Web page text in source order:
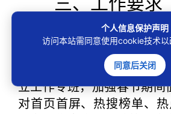
（一）及时传达部署。
细化实施方案，第一时间组
促网站平台深入开展整治，
（二）压实平台责任。
立工作专班，加强春节期间
对首页首屏、热搜榜单、
个人信息保护声明
访问本站需同意使用cookie技术以
同意后关闭